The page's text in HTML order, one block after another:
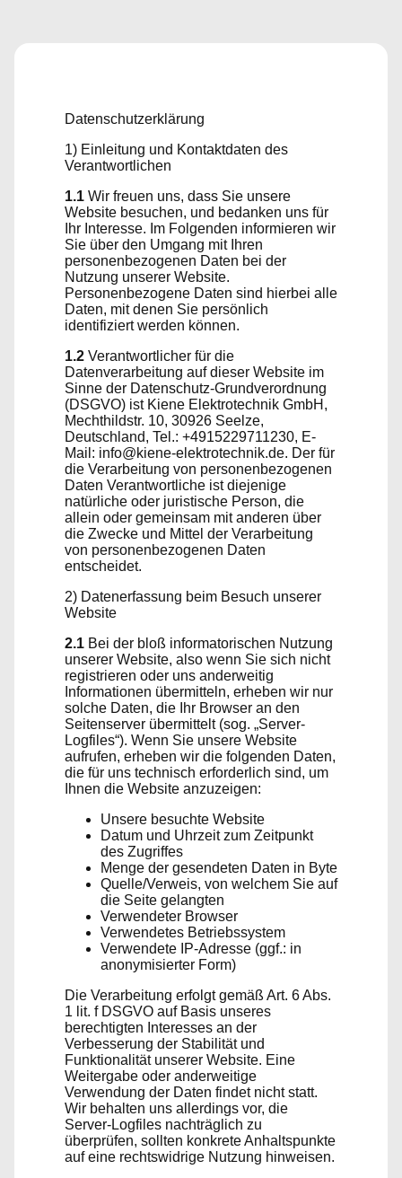
Datenschutzerklärung
1) Einleitung und Kontaktdaten des
Verantwortlichen
1.1 Wir freuen uns, dass Sie unsere
Website besuchen, und bedanken uns für
Ihr Interesse. Im Folgenden informieren wir
Sie über den Umgang mit Ihren
personenbezogenen Daten bei der
Nutzung unserer Website.
Personenbezogene Daten sind hierbei alle
Daten, mit denen Sie persönlich
identifiziert werden können.
1.2 Verantwortlicher für die
Datenverarbeitung auf dieser Website im
Sinne der Datenschutz-Grundverordnung
(DSGVO) ist Kiene Elektrotechnik GmbH,
Mechthildstr. 10, 30926 Seelze,
Deutschland, Tel.: +4915229711230, E-
Mail: info@kiene-elektrotechnik.de. Der für
die Verarbeitung von personenbezogenen
Daten Verantwortliche ist diejenige
natürliche oder juristische Person, die
allein oder gemeinsam mit anderen über
die Zwecke und Mittel der Verarbeitung
von personenbezogenen Daten
entscheidet.
2) Datenerfassung beim Besuch unserer
Website
2.1 Bei der bloß informatorischen Nutzung
unserer Website, also wenn Sie sich nicht
registrieren oder uns anderweitig
Informationen übermitteln, erheben wir nur
solche Daten, die Ihr Browser an den
Seitenserver übermittelt (sog. „Server-
Logfiles“). Wenn Sie unsere Website
aufrufen, erheben wir die folgenden Daten,
die für uns technisch erforderlich sind, um
Ihnen die Website anzuzeigen:
Unsere besuchte Website
Datum und Uhrzeit zum Zeitpunkt
des Zugriffes
Menge der gesendeten Daten in Byte
Quelle/Verweis, von welchem Sie auf
die Seite gelangten
Verwendeter Browser
Verwendetes Betriebssystem
Verwendete IP-Adresse (ggf.: in
anonymisierter Form)
Die Verarbeitung erfolgt gemäß Art. 6 Abs.
1 lit. f DSGVO auf Basis unseres
berechtigten Interesses an der
Verbesserung der Stabilität und
Funktionalität unserer Website. Eine
Weitergabe oder anderweitige
Verwendung der Daten findet nicht statt.
Wir behalten uns allerdings vor, die
Server-Logfiles nachträglich zu
überprüfen, sollten konkrete Anhaltspunkte
auf eine rechtswidrige Nutzung hinweisen.